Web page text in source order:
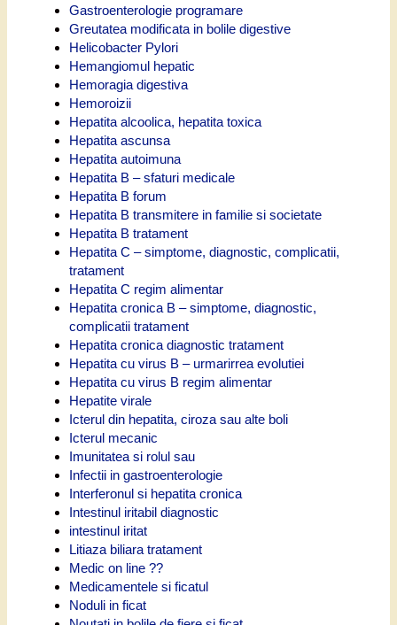
Gastroenterologie programare
Greutatea modificata in bolile digestive
Helicobacter Pylori
Hemangiomul hepatic
Hemoragia digestiva
Hemoroizii
Hepatita alcoolica, hepatita toxica
Hepatita ascunsa
Hepatita autoimuna
Hepatita B – sfaturi medicale
Hepatita B forum
Hepatita B transmitere in familie si societate
Hepatita B tratament
Hepatita C – simptome, diagnostic, complicatii,
tratament
Hepatita C regim alimentar
Hepatita cronica B – simptome, diagnostic,
complicatii tratament
Hepatita cronica diagnostic tratament
Hepatita cu virus B – urmarirrea evolutiei
Hepatita cu virus B regim alimentar
Hepatite virale
Icterul din hepatita, ciroza sau alte boli
Icterul mecanic
Imunitatea si rolul sau
Infectii in gastroenterologie
Interferonul si hepatita cronica
Intestinul iritabil diagnostic
intestinul iritat
Litiaza biliara tratament
Medic on line ??
Medicamentele si ficatul
Noduli in ficat